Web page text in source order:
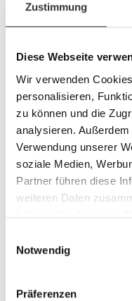
Zustimmung
Diese Webseite
Wir verwenden
personalisieren,
zu können und die
analysieren.
Verwendung unserer
soziale Medien,
Partner führen diese
weiteren Daten
haben oder die sie im
Notwendig
Präferenzen